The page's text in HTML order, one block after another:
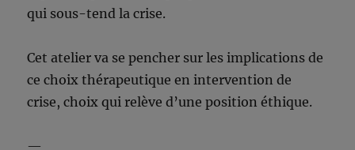
qui sous-tend la crise.
Cet atelier va se pencher sur les implications de
ce choix thérapeutique en intervention de
crise, choix qui relève d’une position éthique.
—